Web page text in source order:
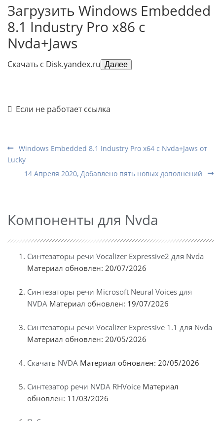
Загрузить Windows Embedded
8.1 Industry Pro x86 с
Nvda+Jaws
Скачать с Disk.yandex.ru Далее
Если не работает ссылка
Windows Embedded 8.1 Industry Pro x64 с Nvda+Jaws от
Lucky
14 Апреля 2020, Добавлено пять новых дополнений
Компоненты для Nvda
Синтезаторы речи Vocalizer Expressive2 для Nvda
Материал обновлен: 20/07/2026
Синтезаторы речи Microsoft Neural Voices для
NVDA Материал обновлен: 19/07/2026
Синтезаторы речи Vocalizer Expressive 1.1 для Nvda
Материал обновлен: 20/05/2026
Скачать NVDA Материал обновлен: 20/05/2026
Синтезатор речи NVDA RHVoice Материал
обновлен: 11/03/2026